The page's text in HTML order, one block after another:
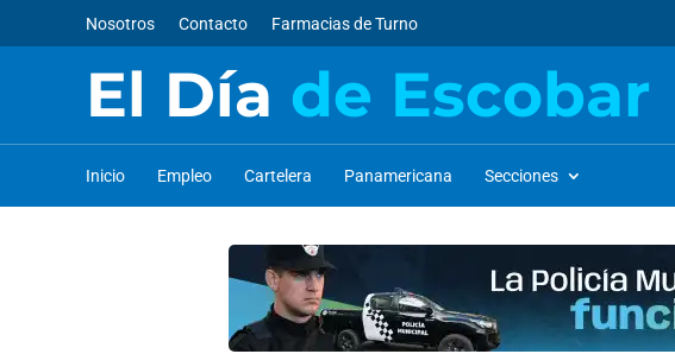
Nosotros Contacto Farmacias de Turno
El Día de Escobar
Inicio Empleo Cartelera Panamericana Secciones